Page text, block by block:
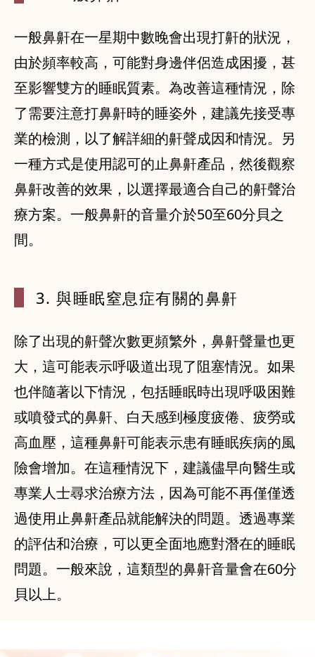
一般鼻鼾在一星期中數晚會出現打鼾的狀況，
由於頻率較高，可能對身邊伴侶造成困擾，甚
至影響雙方的睡眠質素。為改善這種情況，除
了需要注意打鼻鼾時的睡姿外，建議先接受專
業的檢測，以了解詳細的鼾聲成因和情況。另
一種方式是使用認可的止鼻鼾產品，然後觀察
鼻鼾改善的效果，以選擇最適合自己的鼾聲治
療方案。一般鼻鼾的音量介於50至60分貝之
間。
3. 與睡眠窒息症有關的鼻鼾
除了出現的鼾聲次數更頻繁外，鼻鼾聲量也更
大，這可能表示呼吸道出現了阻塞情況。如果
也伴隨著以下情況，包括睡眠時出現呼吸困難
或噴發式的鼻鼾、白天感到極度疲倦、疲勞或
高血壓，這種鼻鼾可能表示患有睡眠疾病的風
險會增加。在這種情況下，建議儘早向醫生或
專業人士尋求治療方法，因為可能不再僅僅透
過使用止鼻鼾產品就能解決的問題。透過專業
的評估和治療，可以更全面地應對潛在的睡眠
問題。一般來說，這類型的鼻鼾音量會在60分
貝以上。